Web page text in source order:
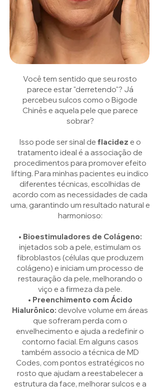
Você tem sentido que seu rosto
parece estar "derretendo"? Já
percebeu sulcos como o Bigode
Chinês e aquela pele que parece
sobrar?
Isso pode ser sinal de flacidez e o
tratamento ideal é a associação de
procedimentos para promover efeito
lifting. Para minhas pacientes eu indico
diferentes técnicas, escolhidas de
acordo com as necessidades de cada
uma, garantindo um resultado natural e
harmonioso:
• Bioestimuladores de Colágeno:
injetados sob a pele, estimulam os
fibroblastos (células que produzem
colágeno) e iniciam um processo de
restauração da pele, melhorando o
viço e a firmeza da pele.
• Preenchimento com Ácido
Hialurônico: devolve volume em áreas
que sofreram perda com o
envelhecimento e ajuda a redefinir o
contorno facial. Em alguns casos
também associo a técnica de MD
Codes, com pontos estratégicos no
rosto que ajudam a reestabelecer a
estrutura da face, melhorar sulcos e a